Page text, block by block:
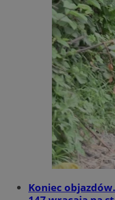
Koniec